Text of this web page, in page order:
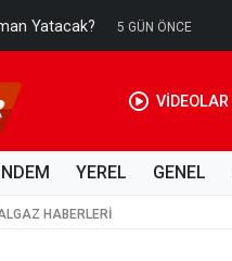
Yatacak? 5 GÜN ÖNCE
VİDEOLAR
YEREL GENEL
HABERLERI